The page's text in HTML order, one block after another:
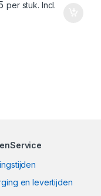
per stuk. Incl.
en levertijden